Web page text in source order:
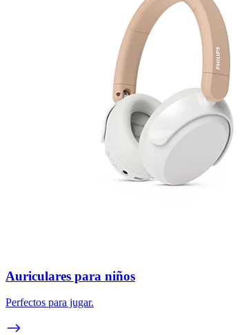
Auriculares para niños
Perfectos para jugar.